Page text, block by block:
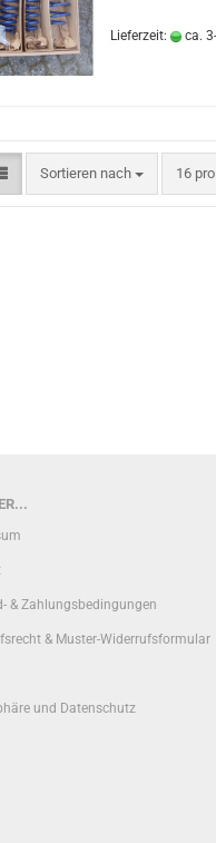
Lieferzeit: ca.
Sortieren nach
Sortieren nach 16
pro
& Zahlungsbedingungen
& Muster-Widerrufsformular
und Datenschutz